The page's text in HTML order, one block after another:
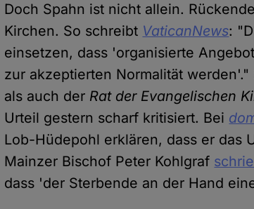
Doch Spahn ist nicht allein.
Kirchen. So schreibt VaticanNews:
einsetzen, dass 'organisierte
zur akzeptierten Normalität werden'."
als auch der Rat der Evangelischen
Urteil gestern scharf kritisiert. Bei
Lob-Hüdepohl erklären, dass er das
Mainzer Bischof Peter Kohlgraf
dass 'der Sterbende an der Hand